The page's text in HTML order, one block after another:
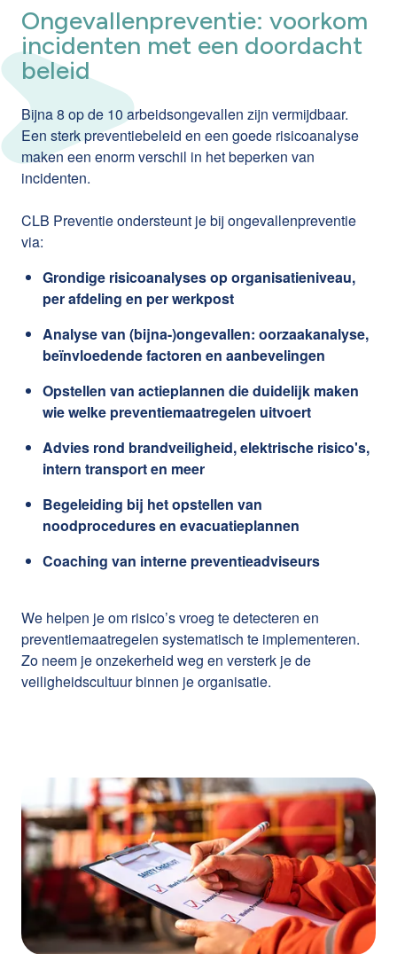
Ongevallenpreventie: voorkom
incidenten met een doordacht
beleid
Bijna 8 op de 10 arbeidsongevallen zijn vermijdbaar.
Een sterk preventiebeleid en een goede risicoanalyse
maken een enorm verschil in het beperken van
incidenten.
CLB Preventie ondersteunt je bij ongevallenpreventie
via:
Grondige risicoanalyses op organisatieniveau,
per afdeling en per werkpost
Analyse van (bijna-)ongevallen: oorzaakanalyse,
beïnvloedende factoren en aanbevelingen
Opstellen van actieplannen die duidelijk maken
wie welke preventiemaatregelen uitvoert
Advies rond brandveiligheid, elektrische risico's,
intern transport en meer
Begeleiding bij het opstellen van
noodprocedures en evacuatieplannen
Coaching van interne preventieadviseurs
We helpen je om risico’s vroeg te detecteren en
preventiemaatregelen systematisch te implementeren.
Zo neem je onzekerheid weg en versterk je de
veiligheidscultuur binnen je organisatie.